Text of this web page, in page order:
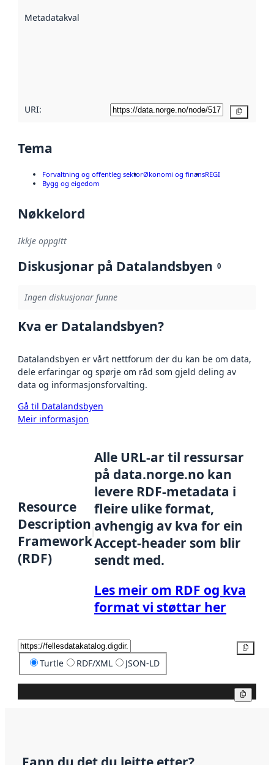
Metadatakvalitet
URI:
Tema
Forvaltning og offentleg sektorØkonomi og finansREGI
Bygg og eigedom
Nøkkelord
Ikkje oppgitt
Diskusjonar på Datalandsbyen 0
Ingen diskusjonar funne
Kva er Datalandsbyen?
Datalandsbyen er vårt nettforum der du kan be om data,
dele erfaringar og spørje om råd som gjeld deling av
data og informasjonsforvalting.
Gå til Datalandsbyen
Meir informasjon
Resource
Description
Framework
(RDF)
Alle URL-ar til ressursar
på data.norge.no kan
levere RDF-metadata i
fleire ulike format,
avhengig av kva for ein
Accept-header som blir
sendt med.
Les meir om RDF og kva
format vi støttar her
Turtle RDF/XML JSON-LD